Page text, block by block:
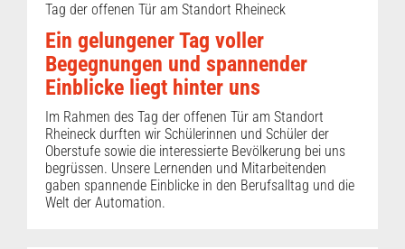
Tag der offenen Tür am Standort Rheineck
Ein gelungener Tag voller
Begegnungen und spannender
Einblicke liegt hinter uns
Im Rahmen des Tag der offenen Tür am Standort
Rheineck durften wir Schülerinnen und Schüler der
Oberstufe sowie die interessierte Bevölkerung bei uns
begrüssen. Unsere Lernenden und Mitarbeitenden
gaben spannende Einblicke in den Berufsalltag und die
Welt der Automation.